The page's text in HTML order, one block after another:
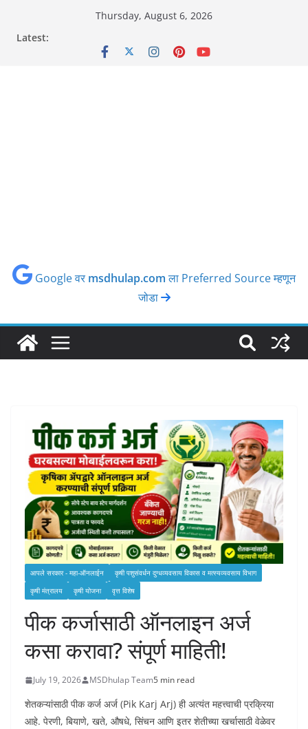
Thursday, August 6, 2026
Latest:
Google वर msdhulap.comला Preferred Source म्हणून
जोडा
आपले सरकार - महा-ऑनलाईन
कृषी पशुसंवर्धन दुग्‍धव्‍यवसाय विकास व मत्‍स्‍यव्‍यवसाय विभाग
कृषी मंत्रालय
कृषी योजना वृत्त विशेष
पीक कर्जासाठी ऑनलाइन अर्ज
कसा करावा? संपूर्ण माहिती!
July 19, 2026 MSDhulap Team5 min read
शेतकऱ्यांसाठी पीक कर्ज अर्ज (Pik Karj Arj) ही अत्यंत महत्त्वाची प्रक्रिया
आहे. पेरणी, बियाणे, खते, औषधे, सिंचन आणि इतर शेतीच्या खर्चासाठी वेळेवर